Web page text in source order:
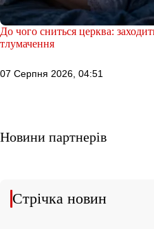
До чого сниться церква:
тлумачення
07 Серпня 2026, 04:51
Новини партнерів
Стрічка новин